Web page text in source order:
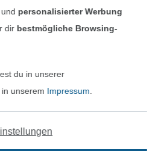
wechseln (aktuell
und personalisierter Werbung
dir bestmögliche Browsing-
du in unserer
unserem Impressum